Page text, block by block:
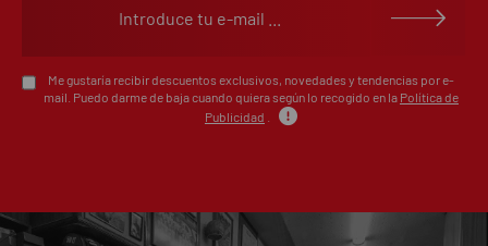
Me gustaría recibir descuentos exclusivos, novedades y tendencias por e-
mail. Puedo darme de baja cuando quiera según lo recogido en la Política de
Publicidad